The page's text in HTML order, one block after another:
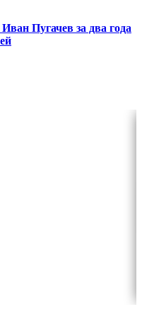
Пугачев за два года